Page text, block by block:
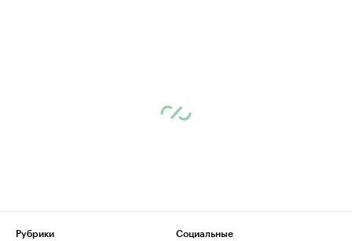
Рубрики
Социальные